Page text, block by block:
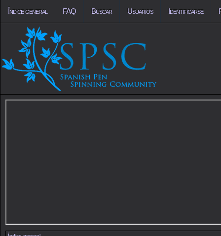
Índice general FAQ Buscar Usuarios Identificarse